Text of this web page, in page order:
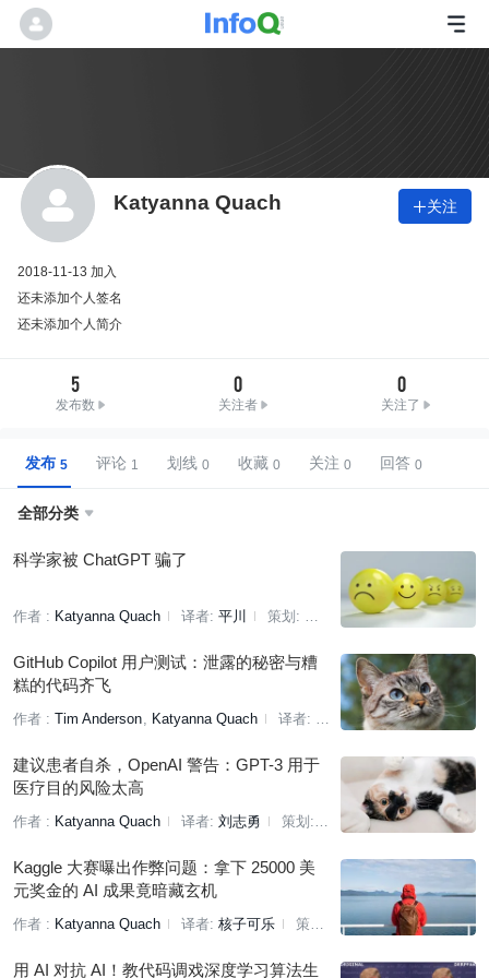
Katyanna Quach 关注
2018-11-13 加入
还未添加个人签名
还未添加个人简介
5
发布数
0
关注者
0
关注了
发布 评论 划线 收藏 关注 回答
全部分类 
科学家被 ChatGPT 骗了
作者 : Katyanna Quach 译者: 平川
策划:
GitHub Copilot 用户测试：泄露的秘密与糟
糕的代码齐飞
作者 : Tim Anderson Katyanna Quach
译者:
建议患者自杀，OpenAI 警告：GPT-3 用于
医疗目的风险太高
作者 : Katyanna Quach 译者: 刘志勇
策划:
Kaggle 大赛曝出作弊问题：拿下 25000 美
元奖金的 AI 成果竟暗藏玄机
作者 : Katyanna Quach 译者: 核子可乐
策划:
用 AI 对抗 AI！教代码调戏深度学习算法生